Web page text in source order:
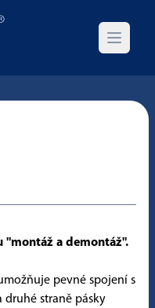
Open
"montáž a demontáž".
pevné spojení s
druhé straně pásky